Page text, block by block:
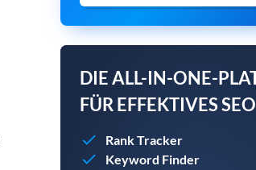
DIE ALL-IN-ONE-
FÜR EFFEKTIVES SEO
Rank Tracker
Keyword Finder